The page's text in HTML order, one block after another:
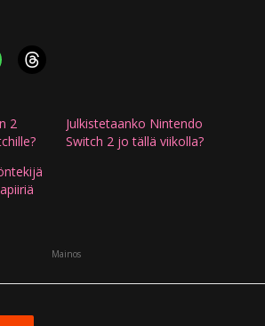
2
Julkistetaanko Nintendo
Switch 2 jo tällä viikolla?
Mainos